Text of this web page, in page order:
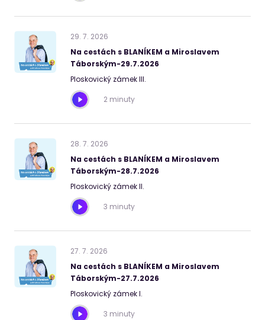
29. 7. 2026
Na cestách s BLANÍKEM a Miroslavem
Táborským-29.7.2026
Ploskovický zámek III.
2 minuty
28. 7. 2026
Na cestách s BLANÍKEM a Miroslavem
Táborským-28.7.2026
Ploskovický zámek II.
3 minuty
27. 7. 2026
Na cestách s BLANÍKEM a Miroslavem
Táborským-27.7.2026
Ploskovický zámek I.
3 minuty